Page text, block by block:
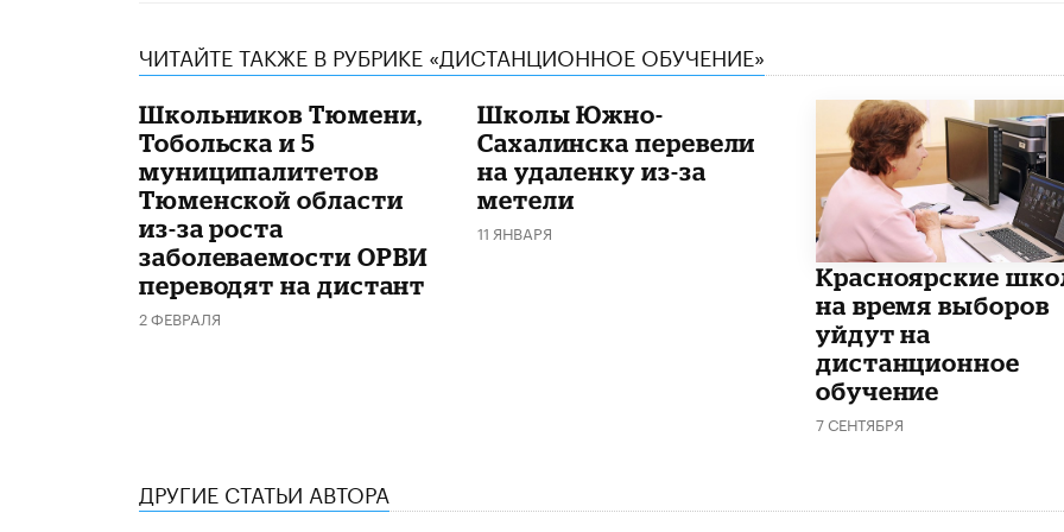
ЧИТАЙТЕ ТАКЖЕ В РУБРИКЕ «ДИСТАНЦИОННОЕ ОБУЧЕНИЕ»
Школьников Тюмени,
Тобольска и 5
муниципалитетов
Тюменской области
из-за роста
заболеваемости ОРВИ
переводят на дистант
2 ФЕВРАЛЯ
Школы Южно-
Сахалинска перевели
на удаленку из-за
метели
11 ЯНВАРЯ
Красноярские
на время выборов
уйдут на
дистанционное
обучение
7 СЕНТЯБРЯ
ДРУГИЕ СТАТЬИ АВТОРА